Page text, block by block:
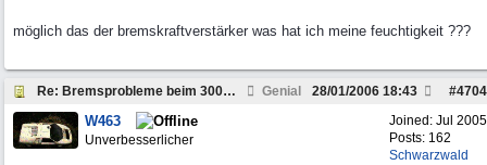
möglich das der bremskraftverstärker was hat ich meine feuchtigkeit ???
Re: Bremsprobleme beim 300GD, W460, Bj.80, Wer ken Genial #4704
28/01/2006 18:43
Joined: Jul 2005
Posts: 162
Schwarzwald
W463
Unverbesserlicher